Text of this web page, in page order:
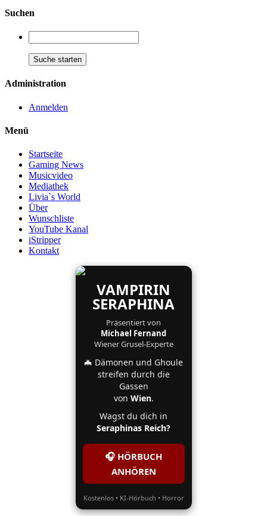
Suchen
Administration
Anmelden
Menü
Startseite
Gaming News
Musicvideo
Mediathek
Livia`s World
Über
Wunschliste
YouTube Kanal
iStripper
Kontakt
VAMPIRIN
SERAPHINA
Präsentiert von
Michael Fernand
Wiener Grusel-Experte
🦇 Dämonen und Ghoule
streifen durch die
Gassen
von Wien.
Wagst du dich in
Seraphinas Reich?
🎧 HÖRBUCH
ANHÖREN
Kostenlos • KI-Hörbuch • Horror